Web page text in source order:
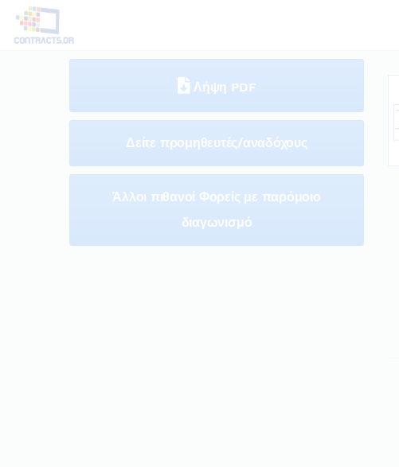
Λήψη PDF
Δείτε προμηθευτές/αναδόχους
Άλλοι πιθανοί Φορείς με παρόμοιο
διαγωνισμό